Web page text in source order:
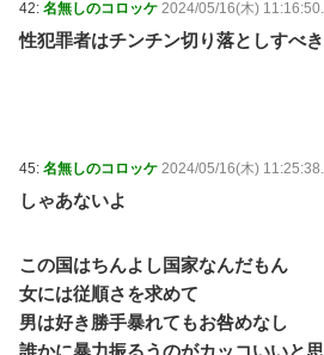
42: 名無しのコロッケ 2024/05/16(木)
性犯罪者はチンチン切り落としすべき
45: 名無しのコロッケ 2024/05/16(木)
しゃあないよ
この国はちんよし国家なんだもん
女には従順さを求めて
男は好き勝手暴れてもお咎めなし